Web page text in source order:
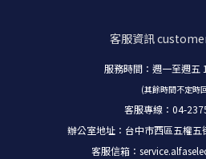
客服資訊
服務時間：週一至週五
(其餘時間不定時
客服專線：04-
辦公室地址：台中市西區五權
客服信箱：